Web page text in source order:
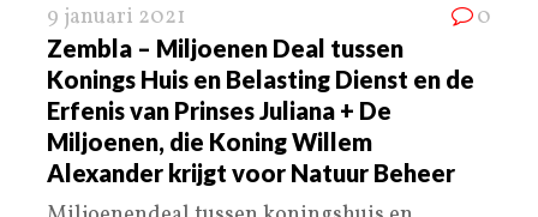
9 januari 2021 0
Zembla – Miljoenen Deal tussen
Konings Huis en Belasting Dienst en de
Erfenis van Prinses Juliana + De
Miljoenen, die Koning Willem
Alexander krijgt voor Natuur Beheer